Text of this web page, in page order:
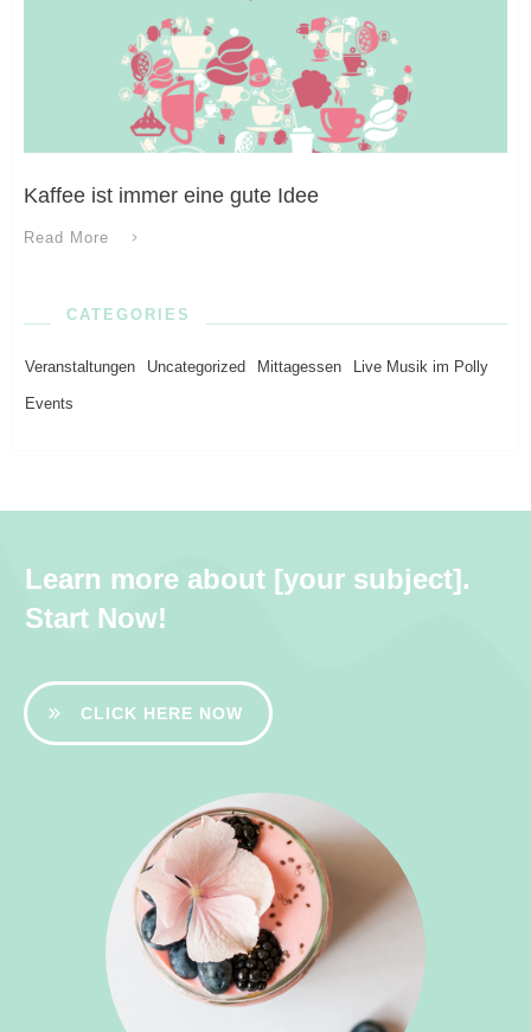
Kaffee ist immer eine gute Idee
Read More
CATEGORIES
Veranstaltungen Uncategorized Mittagessen Live Musik im Polly
Events
Learn more about [your subject].
Start Now!
CLICK HERE NOW